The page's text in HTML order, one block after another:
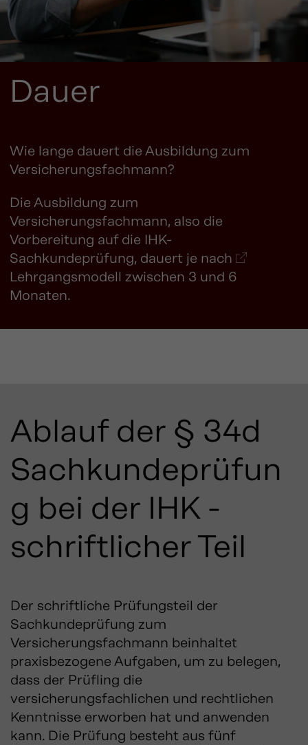
Dauer
Wie lange dauert die Ausbildung zum
Versicherungsfachmann?
Die Ausbildung zum
Versicherungsfachmann, also die
Vorbereitung auf die IHK-
Sachkundeprüfung, dauert je nach
Lehrgangsmodell zwischen 3 und 6
Monaten.
Ablauf der § 34d
Sachkundeprüfun
g bei der IHK -
schriftlicher Teil
Der schriftliche Prüfungsteil der
Sachkundeprüfung zum
Versicherungsfachmann beinhaltet
praxisbezogene Aufgaben, um zu belegen,
dass der Prüfling die
versicherungsfachlichen und rechtlichen
Kenntnisse erworben hat und anwenden
kann. Die Prüfung besteht aus fünf